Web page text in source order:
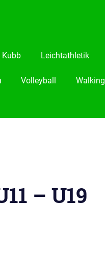
Kubb Leichtathletik
Volleyball Walking
– U19